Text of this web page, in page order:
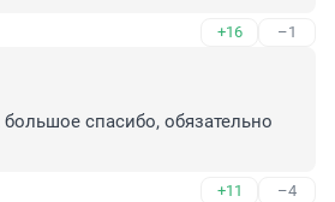
+16 –1
спасибо, обязательно
+11 –4